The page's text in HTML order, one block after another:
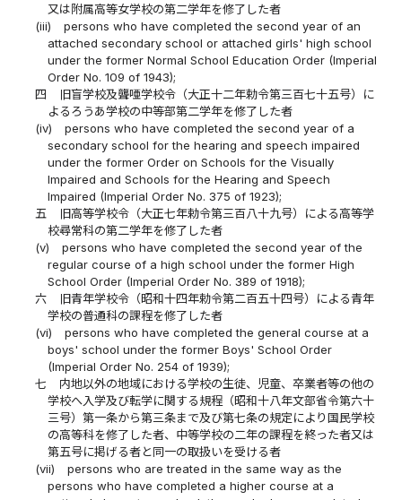
又は附属高等女学校の第二学年を修了した者
(iii)
persons who have completed the second year of an
attached secondary school or attached girls' high school
under the former Normal School Education Order (Imperial
Order No. 109 of 1943);
四
旧盲学校及聾唖学校令（大正十二年勅令第三百七十五号）に
よるろうあ学校の中等部第二学年を修了した者
(iv)
persons who have completed the second year of a
secondary school for the hearing and speech impaired
under the former Order on Schools for the Visually
Impaired and Schools for the Hearing and Speech
Impaired (Imperial Order No. 375 of 1923);
五
旧高等学校令（大正七年勅令第三百八十九号）による高等学
校尋常科の第二学年を修了した者
(v)
persons who have completed the second year of the
regular course of a high school under the former High
School Order (Imperial Order No. 389 of 1918);
六
旧青年学校令（昭和十四年勅令第二百五十四号）による青年
学校の普通科の課程を修了した者
(vi)
persons who have completed the general course at a
boys' school under the former Boys' School Order
(Imperial Order No. 254 of 1939);
七
内地以外の地域における学校の生徒、児童、卒業者等の他の
学校へ入学及び転学に関する規程（昭和十八年文部省令第六十
三号）第一条から第三条まで及び第七条の規定により国民学校
の高等科を修了した者、中等学校の二年の課程を終った者又は
第五号に掲げる者と同一の取扱いを受ける者
(vii)
persons who are treated in the same way as the
persons who have completed a higher course at a